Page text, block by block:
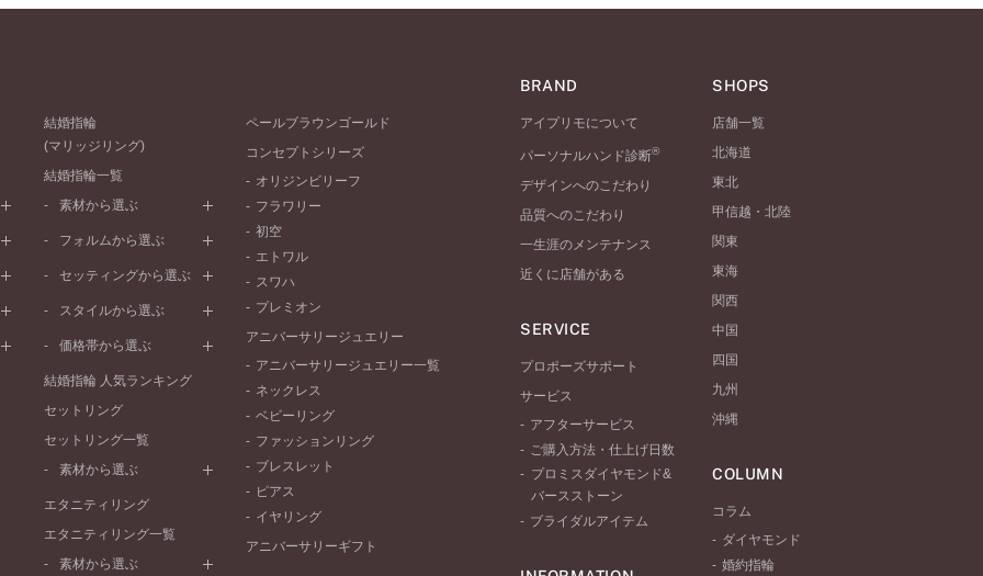
結婚指輪
(マリッジリング)
結婚指輪一覧
素材から選ぶ
プラチナ
ピンクゴールド
ペールブラウンゴールド
フォルムから選ぶ
ストレートライン
V字ライン
セッティングから選ぶ
プレーン
セベラルメレ
ラインメレ
スタイルから選ぶ
シンプル
モード
エレガント
ゴージャス
価格帯から選ぶ
50万円～
20万円～30万円
10万円～20万円
結婚指輪 人気ランキング
セットリング
セットリング一覧
素材から選ぶ
プラチナ
エタニティリング
エタニティリング一覧
素材から選ぶ
ペールブラウンゴールド
コンセプトシリーズ
オリジンビリーフ
フラワリー
初空
エトワル
スワハ
プレミオン
アニバーサリージュエリー
アニバーサリージュエリー一覧
ネックレス
ベビーリング
ファッションリング
ブレスレット
ピアス
イヤリング
アニバーサリーギフト
BRAND
アイプリモについて
パーソナルハンド診断®
デザインへのこだわり
品質へのこだわり
一生涯のメンテナンス
近くに店舗がある
SERVICE
プロポーズサポート
サービス
アフターサービス
ご購入方法・仕上げ日数
プロミスダイヤモンド&
バースストーン
ブライダルアイテム
SHOPS
店舗一覧
北海道
東北
甲信越・北陸
関東
東海
関西
中国
四国
九州
沖縄
COLUMN
コラム
ダイヤモンド
婚約指輪